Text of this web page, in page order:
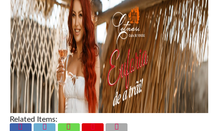
Related Items: